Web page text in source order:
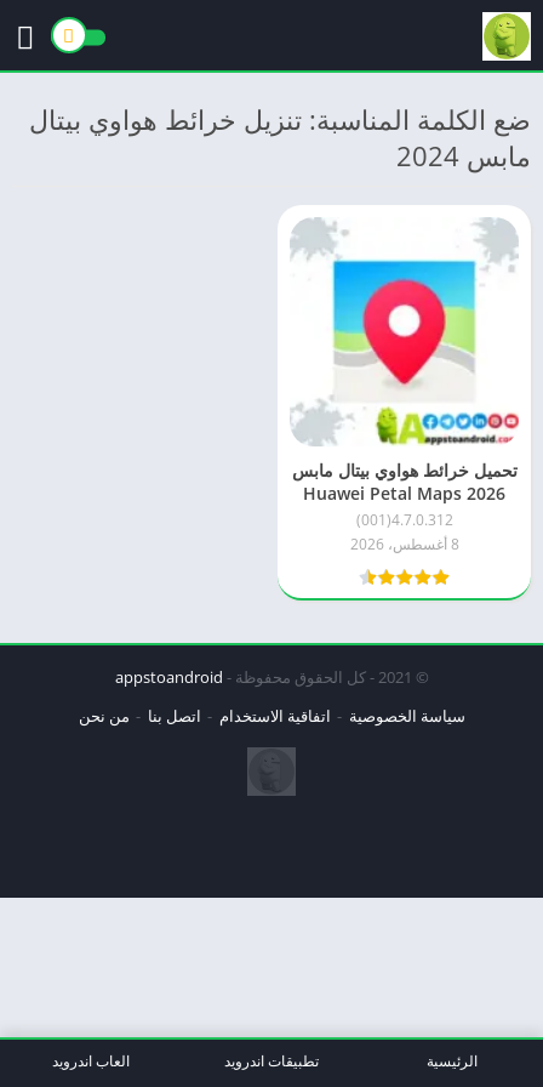
ضع الكلمة المناسبة: تنزيل خرائط هواوي بيتال
مابس 2024
تحميل خرائط هواوي بيتال مابس
2026 Huawei Petal Maps
للاندرويد مجانًا
4.7.0.312(001)
8 أغسطس، 2026
© 2021 - كل الحقوق محفوظة -
appstoandroid
سياسة الخصوصية
اتفاقية الاستخدام اتصل بنا من نحن
الرئيسية تطبيقات اندرويد العاب اندرويد